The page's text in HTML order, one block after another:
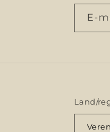
Land/